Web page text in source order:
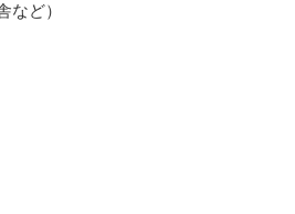
など）